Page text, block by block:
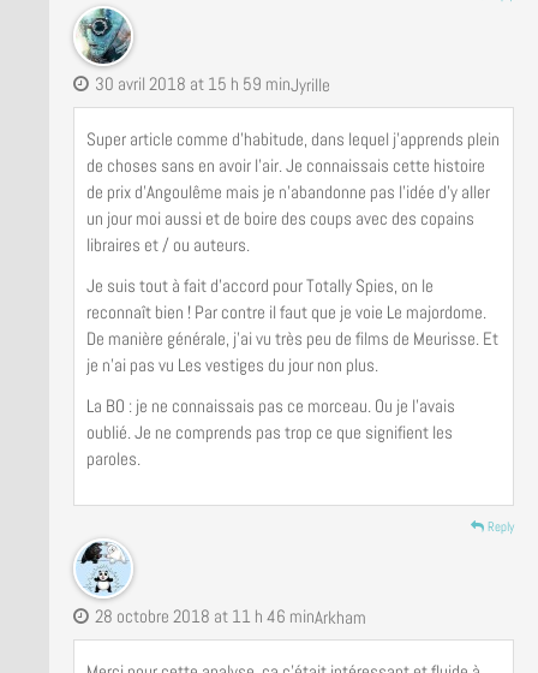
Jyrille
30 avril 2018 at 15 h 59 min
Super article comme d’habitude, dans lequel j’apprends plein
de choses sans en avoir l’air. Je connaissais cette histoire
de prix d’Angoulême mais je n’abandonne pas l’idée d’y aller
un jour moi aussi et de boire des coups avec des copains
libraires et / ou auteurs.
Je suis tout à fait d’accord pour Totally Spies, on le
reconnaît bien ! Par contre il faut que je voie Le majordome.
De manière générale, j’ai vu très peu de films de Meurisse. Et
je n’ai pas vu Les vestiges du jour non plus.
La BO : je ne connaissais pas ce morceau. Ou je l’avais
oublié. Je ne comprends pas trop ce que signifient les
paroles.
Reply
Arkham
28 octobre 2018 at 11 h 46 min